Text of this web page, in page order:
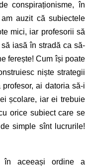
conspiraționisme, în
auzit că subiectele
mici, iar profesorii să
iasă în stradă ca să-
ferește! Cum își poate
niște strategii
ai datoria să-i
școlare, iar ei trebuie
orice subiect care se
simple sînt lucrurile!
în aceeași ordine a